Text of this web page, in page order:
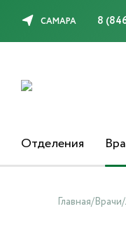
САМАРА 8
Отделения
Главная/Врачи/